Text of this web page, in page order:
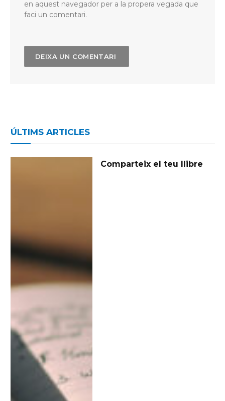
en aquest navegador per a la propera vegada que
faci un comentari.
ÚLTIMS ARTICLES
Comparteix el teu llibre